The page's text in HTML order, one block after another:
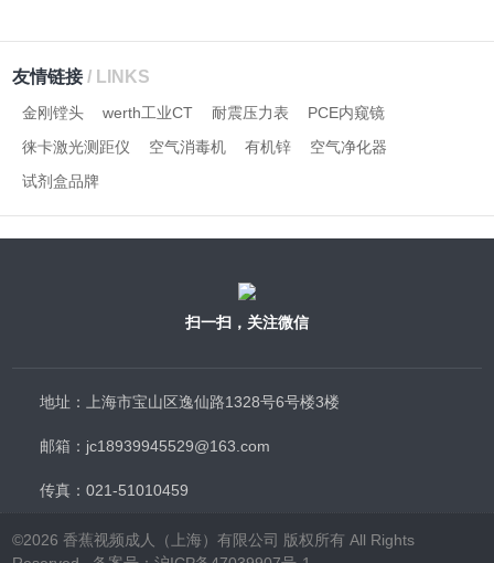
友情链接/ LINKS
金刚镗头 werth工业CT 耐震压力表
PCE内窥镜
徕卡激光测距仪
空气消毒机 有机锌
空气净化器
试剂盒品牌
扫一扫，关注微信
地址：上海市宝山区逸仙路1328号6号楼3楼
邮箱：jc18939945529@163.com
传真：021-51010459
©2026 香蕉视频成人（上海）有限公司 版权所有 All Rights